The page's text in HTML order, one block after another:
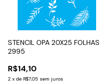
STENCIL OPA 20X25 FOLHAS
2995
R$14,10
2 x de R$7,05 sem juros